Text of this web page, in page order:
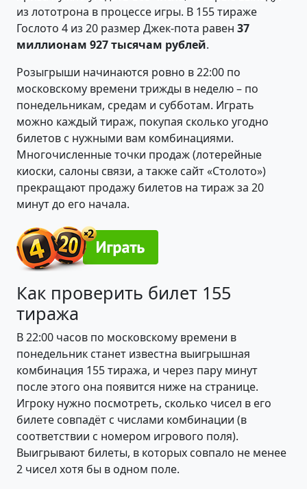
из лототрона в процессе игры. В 155 тираже
Гослото 4 из 20 размер Джек-пота равен 37
миллионам 927 тысячам рублей.
Розыгрыши начинаются ровно в 22:00 по
московскому времени трижды в неделю – по
понедельникам, средам и субботам. Играть
можно каждый тираж, покупая сколько угодно
билетов с нужными вам комбинациями.
Многочисленные точки продаж (лотерейные
киоски, салоны связи, а также сайт «Столото»)
прекращают продажу билетов на тираж за 20
минут до его начала.
Как проверить билет 155
тиража
В 22:00 часов по московскому времени в
понедельник станет известна выигрышная
комбинация 155 тиража, и через пару минут
после этого она появится ниже на странице.
Игроку нужно посмотреть, сколько чисел в его
билете совпадёт с числами комбинации (в
соответствии с номером игрового поля).
Выигрывают билеты, в которых совпало не менее
2 чисел хотя бы в одном поле.